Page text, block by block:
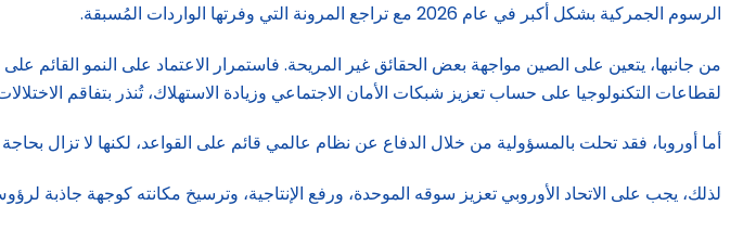
الرسوم الجمركية بشكل أكبر في عام 2026 مع تراجع المرونة التي وفرتها الواردات المُسبقة.
من جانبها، يتعين على الصين مواجهة بعض الحقائق غير المريحة. فاستمرار الاعتماد على النمو القائم
لقطاعات التكنولوجيا على حساب تعزيز شبكات الأمان الاجتماعي وزيادة الاستهلاك، تُنذر بتفاقم
أما أوروبا، فقد تحلت بالمسؤولية من خلال الدفاع عن نظام عالمي قائم على القواعد، لكنها لا تزال
لذلك، يجب على الاتحاد الأوروبي تعزيز سوقه الموحدة، ورفع الإنتاجية، وترسيخ مكانته كوجهة جاذبة